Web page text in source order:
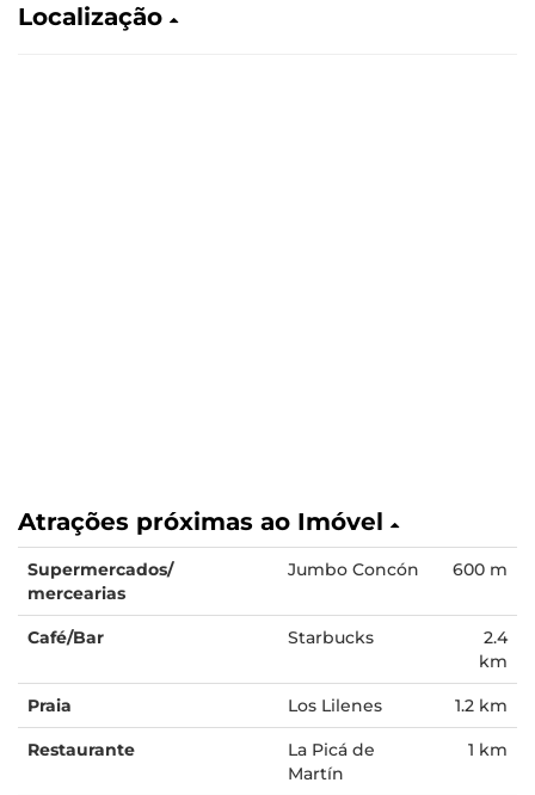
Localização
Atrações próximas ao Imóvel
Supermercados/
mercearias
Jumbo Concón 600 m
Café/Bar Starbucks
2.4
km
Praia Los Lilenes 1.2 km
Restaurante
La Picá de
Martín
1 km